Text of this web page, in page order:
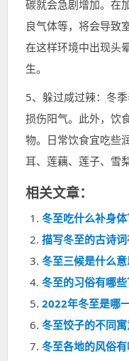
碳就会急剧增加。在
良气体等，将会导致
在这样环境中出现头
生。
5、躲过咸过辣：冬
损伤阳气。此外，饮
物。日常饮食宜吃些
耳、莲藕、莲子、雪
相关文章：
冬至吃什么补身体
描写冬至的古诗
冬至三候是什么
冬至的习俗有哪
2022年冬至是哪
冬至饺子的不同
冬至各地的风俗